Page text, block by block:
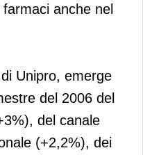
anche nel
Unipro, emerge
del 2006 del
del canale
(+2,2%), dei